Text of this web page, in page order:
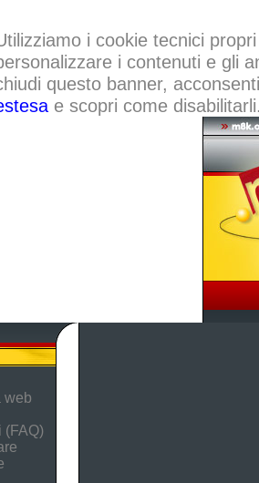
i cookie tecnici
i contenuti e gli
questo banner,
e scopri come
web
(FAQ)